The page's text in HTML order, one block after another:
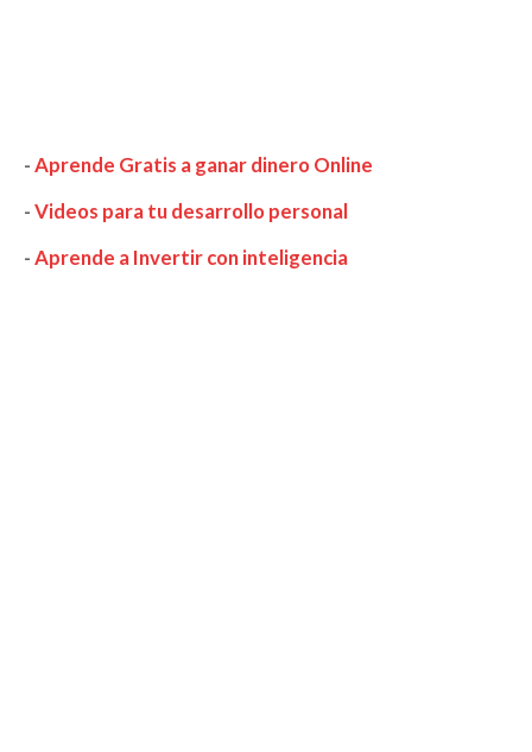
-Aprende Gratis a ganar dinero Online
-Videos para tu desarrollo personal
-Aprende a Invertir con inteligencia